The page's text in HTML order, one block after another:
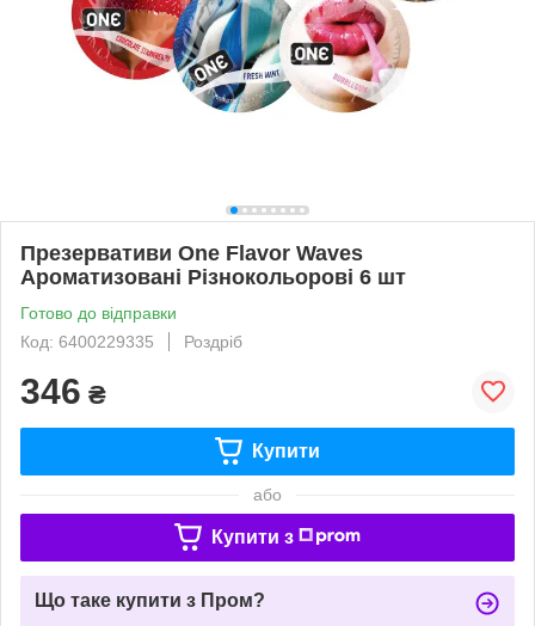
Презервативи One Flavor Waves
Ароматизовані Різнокольорові 6 шт
Готово до відправки
Код: 6400229335
Роздріб
346 ₴
Купити
або
Купити з
Що таке купити з Пром?